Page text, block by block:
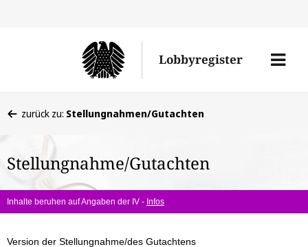
Lobbyregister
Menü
befinden
hier:
zurück zu: Stellungnahmen/Gutachten
Stellungnahme/Gutachten
Inhalte beruhen auf Angaben der IV - Infos
Version der Stellungnahme/des Gutachtens